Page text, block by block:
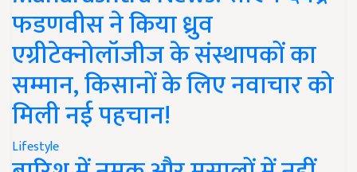
फडणवीस ने किया ध्रुव
एग्रीटेक्नोलॉजीज के संस्थापकों का
सम्मान, किसानों के लिए नवाचार को
मिली नई पहचान!
Lifestyle